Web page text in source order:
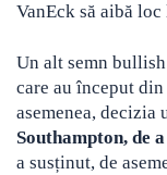
VanEck să aibă
Un alt semn
care au început din
asemenea,
Southampton, de
a susținut, de